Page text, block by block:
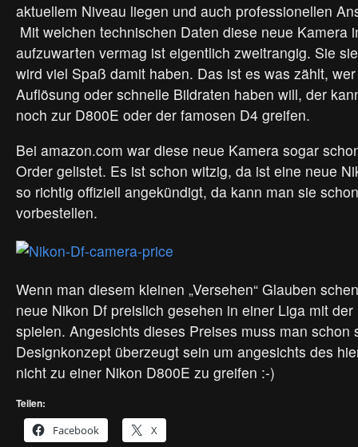
aktuellem Niveau liegen und auch professionellen
Mit welchen technischen Daten diese neue Kamera
aufzuwarten vermag ist eigentlich zweitrangig. Sie
wird viel Spaß damit haben. Das ist es was zählt,
Auflösung oder schnelle Bildraten haben will, der
noch zur D800E oder der famosen D4 greifen.
Bei amazon.com war diese neue Kamera sogar
Order gelistet. Es ist schon witzig, da ist eine neue
so richtig offiziell angekündigt, da kann man sie
vorbestellen.
Wenn man diesem kleinen „Versehen“ Glauben
neue Nikon Df preislich gesehen in einer Liga mit
spielen. Angesichts dieses Preises muss man schon
Designkonzept überzeugt sein um angesichts des
nicht zu einer Nikon D800E zu greifen :-)
Teilen:
Facebook
X